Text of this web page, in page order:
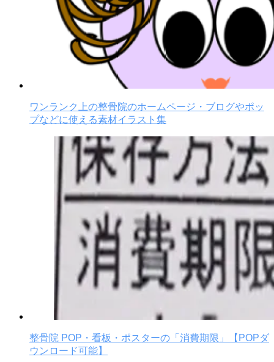
ワンランク上の整骨院のホームページ・ブログやポッ
プなどに使える素材イラスト集
整骨院 POP・看板・ポスターの「消費期限」【POPダ
ウンロード可能】